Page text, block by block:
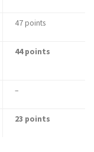
47 points
44 points
–
23 points